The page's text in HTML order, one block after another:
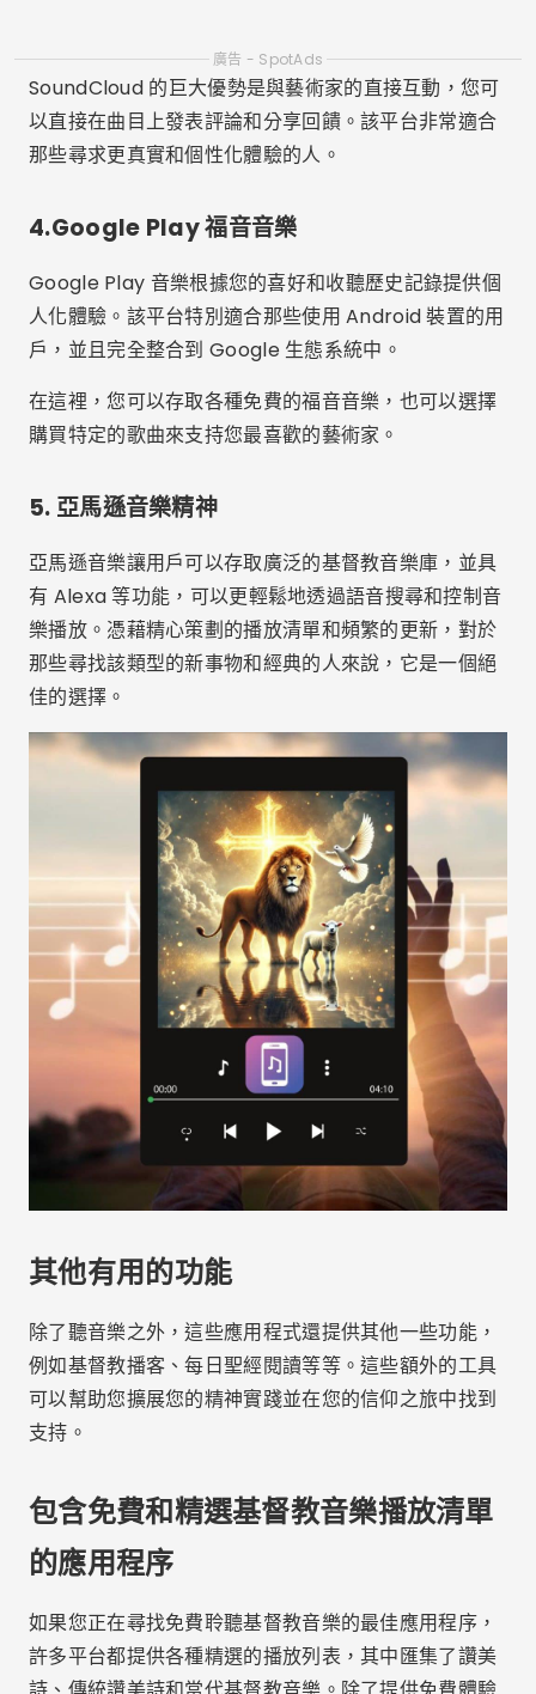
戶，並且完全整合到 Google 生態系統中。
在這裡，您可以存取各種免費的福音音樂，也可以選擇
購買特定的歌曲來支持您最喜歡的藝術家。
5. 亞馬遜音樂精神
有 Alexa 等功能，可以更輕鬆地透過語音搜尋和控制音
樂播放。憑藉精心策劃的播放清單和頻繁的更新，對於
那些尋找該類型的新事物和經典的人來說，它是一個絕
佳的選擇。
其他有用的功能
除了聽音樂之外，這些應用程式還提供其他一些功能，
例如基督教播客、每日聖經閱讀等等。這些額外的工具
可以幫助您擴展您的精神實踐並在您的信仰之旅中找到
支持。
包含免費和精選基督教音樂播放清單
的應用程序
如果您正在尋找免費聆聽基督教音樂的最佳應用程序，
許多平台都提供各種精選的播放列表，其中匯集了讚美
詩、傳統讚美詩和當代基督教音樂。除了提供免費體驗
外，這些應用程式還提供專門的策劃服務，讓您更容易
鼓舞人心。
客製化基督教音樂播放列表
類似應用Spotify和迪澤爾他們有不斷更新的免費基